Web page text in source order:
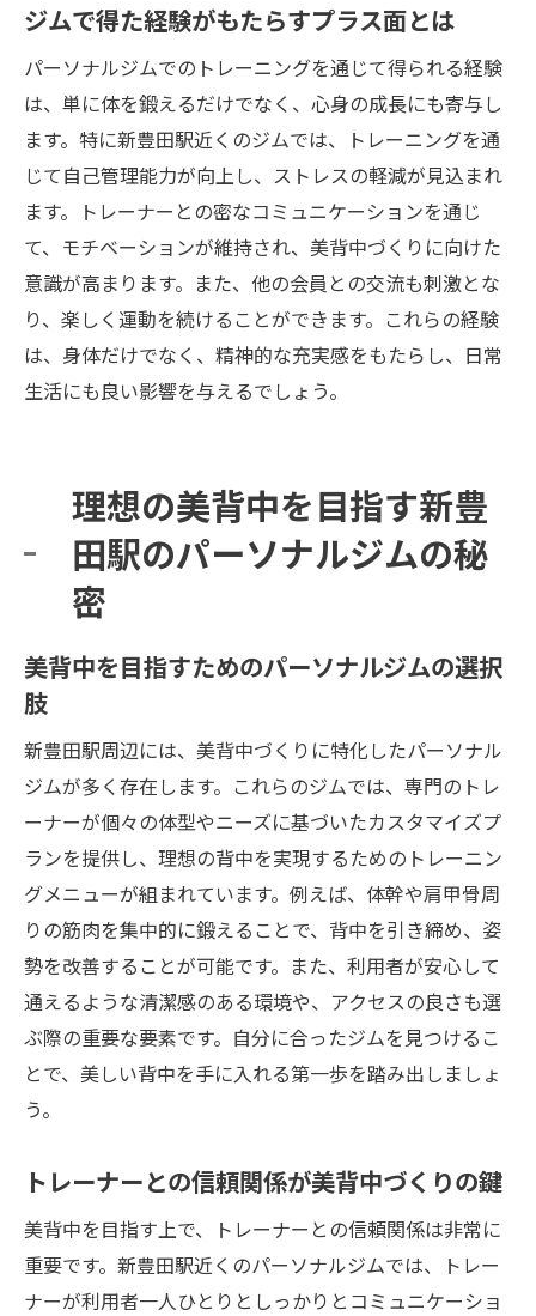
ジムで得た経験がもたらすプラス面とは
パーソナルジムでのトレーニングを通じて得られる経験
は、単に体を鍛えるだけでなく、心身の成長にも寄与し
ます。特に新豊田駅近くのジムでは、トレーニングを通
じて自己管理能力が向上し、ストレスの軽減が見込まれ
ます。トレーナーとの密なコミュニケーションを通じ
て、モチベーションが維持され、美背中づくりに向けた
意識が高まります。また、他の会員との交流も刺激とな
り、楽しく運動を続けることができます。これらの経験
は、身体だけでなく、精神的な充実感をもたらし、日常
生活にも良い影響を与えるでしょう。
理想の美背中を目指す新豊
田駅のパーソナルジムの秘
密
美背中を目指すためのパーソナルジムの選択
肢
新豊田駅周辺には、美背中づくりに特化したパーソナル
ジムが多く存在します。これらのジムでは、専門のトレ
ーナーが個々の体型やニーズに基づいたカスタマイズプ
ランを提供し、理想の背中を実現するためのトレーニン
グメニューが組まれています。例えば、体幹や肩甲骨周
りの筋肉を集中的に鍛えることで、背中を引き締め、姿
勢を改善することが可能です。また、利用者が安心して
通えるような清潔感のある環境や、アクセスの良さも選
ぶ際の重要な要素です。自分に合ったジムを見つけるこ
とで、美しい背中を手に入れる第一歩を踏み出しましょ
う。
トレーナーとの信頼関係が美背中づくりの鍵
美背中を目指す上で、トレーナーとの信頼関係は非常に
重要です。新豊田駅近くのパーソナルジムでは、トレー
ナーが利用者一人ひとりとしっかりとコミュニケーショ